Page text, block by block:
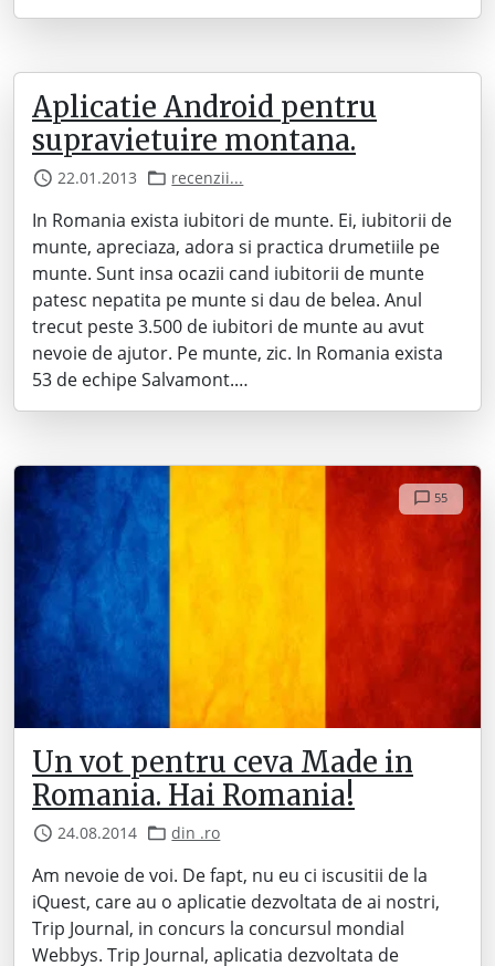
Aplicatie Android pentru
supravietuire montana.
22.01.2013 recenzii...
In Romania exista iubitori de munte. Ei, iubitorii de
munte, apreciaza, adora si practica drumetiile pe
munte. Sunt insa ocazii cand iubitorii de munte
patesc nepatita pe munte si dau de belea. Anul
trecut peste 3.500 de iubitori de munte au avut
nevoie de ajutor. Pe munte, zic. In Romania exista
53 de echipe Salvamont.…
55
Un vot pentru ceva Made in
Romania. Hai Romania!
24.08.2014 din .ro
Am nevoie de voi. De fapt, nu eu ci iscusitii de la
iQuest, care au o aplicatie dezvoltata de ai nostri,
Trip Journal, in concurs la concursul mondial
Webbys. Trip Journal, aplicatia dezvoltata de